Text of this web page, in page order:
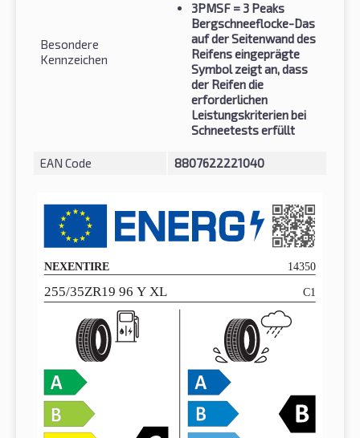
Besondere
Kennzeichen
3PMSF = 3 Peaks
Bergschneeflocke-Das
auf der Seitenwand des
Reifens eingeprägte
Symbol zeigt an, dass
der Reifen die
erforderlichen
Leistungskriterien bei
Schneetests erfüllt
EAN Code 8807622221040